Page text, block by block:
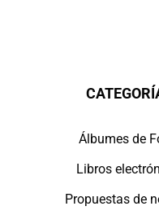
Álbumes de
Libros
Propuestas de